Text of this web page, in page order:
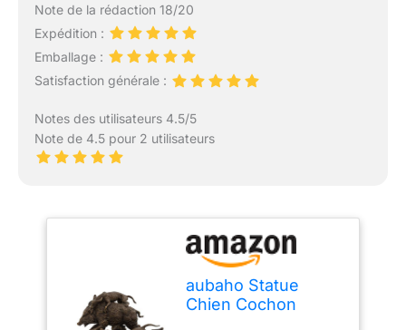
Note de la rédaction 18/20
Expédition :
Emballage :
Satisfaction générale :
Notes des utilisateurs 4.5/5
Note de 4.5 pour 2 utilisateurs
aubaho Statue
Chien Cochon